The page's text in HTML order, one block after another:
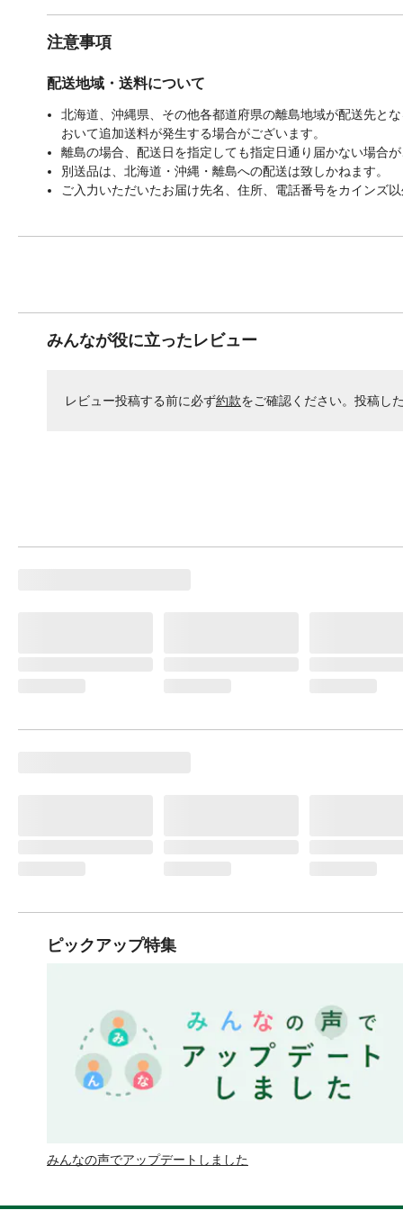
注意事項
配送地域・送料について
北海道、沖縄県、その他各都道府県の離島地域が配送先と
おいて追加送料が発生する場合がございます。
離島の場合、配送日を指定しても指定日通り届かない場合
別送品は、北海道・沖縄・離島への配送は致しかねます。
ご入力いただいたお届け先名、住所、電話番号をカインズ
みんなが役に立ったレビュー
レビュー投稿する前に必ず約款をご確認ください。投稿し
ピックアップ特集
みんなの声でアップデートしました